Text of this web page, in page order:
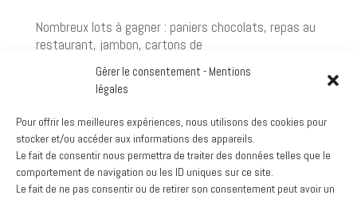
Gérer le consentement - Mentions
légales
Pour offrir les meilleures expériences, nous utilisons des cookies pour
stocker et/ou accéder aux informations des appareils.
Le fait de consentir nous permettra de traiter des données telles que le
comportement de navigation ou les ID uniques sur ce site.
Le fait de ne pas consentir ou de retirer son consentement peut avoir un
Nombreux lots à gagner : paniers chocolats, repas au
restaurant, jambon, cartons de
Bonne chance !!!!
Google
Voir le calendrier complet